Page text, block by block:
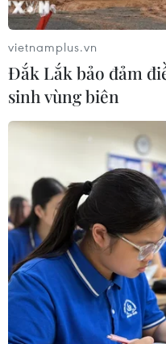
tộc
06/08/2026 11:29
Khởi động xét chọn
đạt chuẩn văn hóa kinh
Nam 2026
Xã Tây Giang khai mạc
hóa Cơ Tu lần thứ 1
06/08/2026 10:38
Thanh Hóa dự kiến
dịp Quốc khánh 2/9
vietnamplus.vn
Đắk Lắk bảo đảm
sinh vùng biên